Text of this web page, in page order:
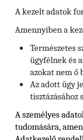
A kezelt adatok
Amennyiben a
Természetes
ügyfélnek és
azokat nem ő
Az adott ügy
tisztázásához
A személyes
tudomására,